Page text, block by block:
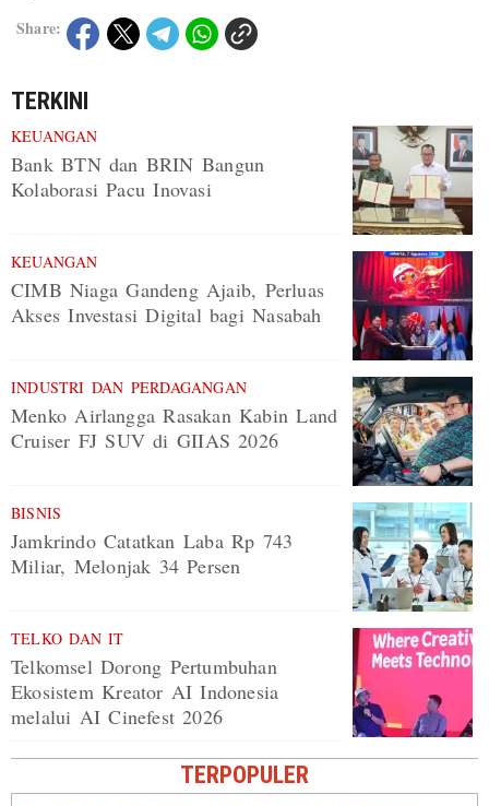
Share:
TERKINI
KEUANGAN
Bank BTN dan BRIN Bangun
Kolaborasi Pacu Inovasi
KEUANGAN
CIMB Niaga Gandeng Ajaib, Perluas
Akses Investasi Digital bagi Nasabah
INDUSTRI DAN PERDAGANGAN
Menko Airlangga Rasakan Kabin Land
Cruiser FJ SUV di GIIAS 2026
BISNIS
Jamkrindo Catatkan Laba Rp 743
Miliar, Melonjak 34 Persen
TELKO DAN IT
Telkomsel Dorong Pertumbuhan
Ekosistem Kreator AI Indonesia
melalui AI Cinefest 2026
TERPOPULER